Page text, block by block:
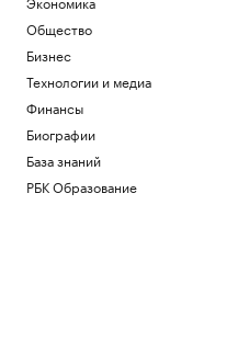
Общество
Бизнес
Технологии и медиа
Финансы
Биографии
База знаний
РБК Образование